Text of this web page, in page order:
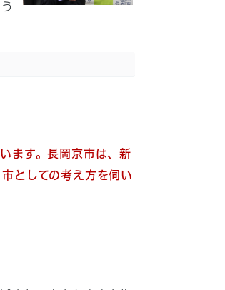
ます。長岡京市は、新
としての考え方を伺い